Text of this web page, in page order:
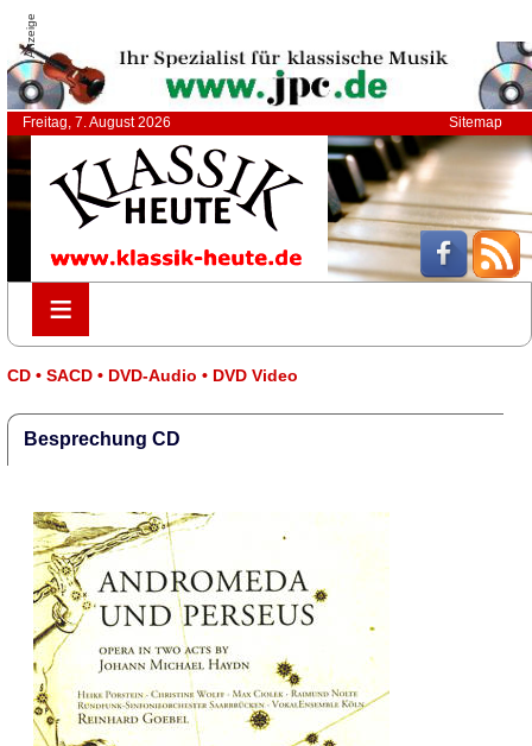
Anzeige
Freitag, 7. August 2026 Sitemap
≡
≡
CD • SACD • DVD-Audio • DVD Video
Besprechung CD